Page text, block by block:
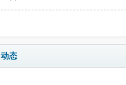
动态